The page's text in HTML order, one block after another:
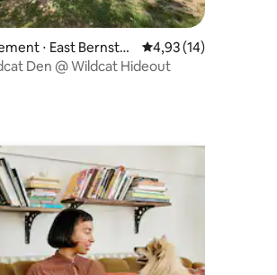
sur la base de 54 commentaires : 5 sur 5
⋅ East Bernstad
Évaluation moyenne
4,93 (14)
Den @ Wildcat Hideout